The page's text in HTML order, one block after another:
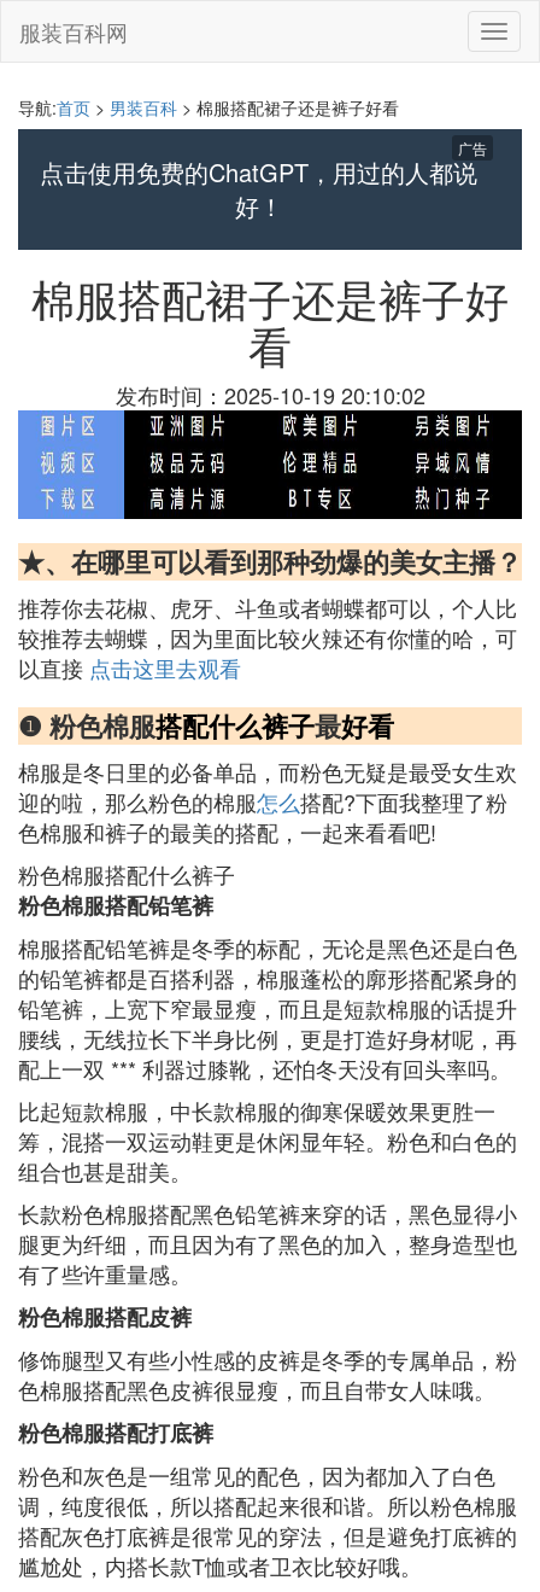
切
换
服装百科网
导航:首页 > 男装百科 > 棉服搭配裙子还是裤子好看
点击使用免费的ChatGPT，用过的人都说
好！
广告
棉服搭配裙子还是裤子好
看
发布时间：2025-10-19 20:10:02
★、在哪里可以看到那种劲爆的美女主播？
推荐你去花椒、虎牙、斗鱼或者蝴蝶都可以，个人比
较推荐去蝴蝶，因为里面比较火辣还有你懂的哈，可
以直接 点击这里去观看
❶ 粉色棉服搭配什么裤子最好看
棉服是冬日里的必备单品，而粉色无疑是最受女生欢
迎的啦，那么粉色的棉服怎么搭配?下面我整理了粉
色棉服和裤子的最美的搭配，一起来看看吧!
粉色棉服搭配什么裤子
粉色棉服搭配铅笔裤
棉服搭配铅笔裤是冬季的标配，无论是黑色还是白色
的铅笔裤都是百搭利器，棉服蓬松的廓形搭配紧身的
铅笔裤，上宽下窄最显瘦，而且是短款棉服的话提升
腰线，无线拉长下半身比例，更是打造好身材呢，再
配上一双 *** 利器过膝靴，还怕冬天没有回头率吗。
比起短款棉服，中长款棉服的御寒保暖效果更胜一
筹，混搭一双运动鞋更是休闲显年轻。粉色和白色的
组合也甚是甜美。
长款粉色棉服搭配黑色铅笔裤来穿的话，黑色显得小
腿更为纤细，而且因为有了黑色的加入，整身造型也
有了些许重量感。
粉色棉服搭配皮裤
修饰腿型又有些小性感的皮裤是冬季的专属单品，粉
色棉服搭配黑色皮裤很显瘦，而且自带女人味哦。
粉色棉服搭配打底裤
粉色和灰色是一组常见的配色，因为都加入了白色
调，纯度很低，所以搭配起来很和谐。所以粉色棉服
搭配灰色打底裤是很常见的穿法，但是避免打底裤的
尴尬处，内搭长款T恤或者卫衣比较好哦。